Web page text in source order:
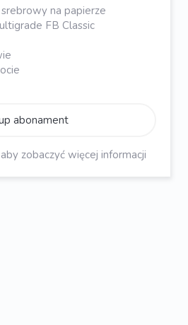
na papierze
FB Classic
abonament
zobaczyć więcej informacji